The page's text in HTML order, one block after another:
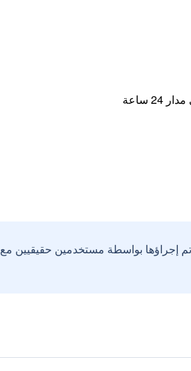
ساعة
إجراؤها بواسطة مستخدمين حقيقيين مع